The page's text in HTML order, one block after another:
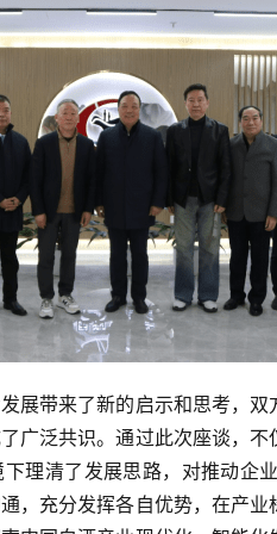
展带来了新的启示和思考，
广泛共识。通过此次座谈，
理清了发展思路，对推动企
，充分发挥各自优势，在产